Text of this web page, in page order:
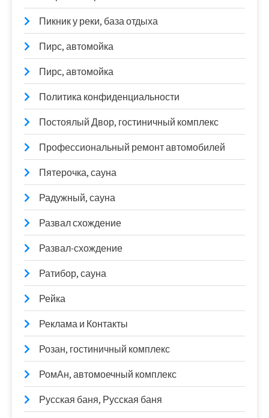
Пикник у реки, база отдыха
Пирс, автомойка
Пирс, автомойка
Политика конфиденциальности
Постоялый Двор, гостиничный комплекс
Профессиональный ремонт автомобилей
Пятерочка, сауна
Радужный, сауна
Развал схождение
Развал-схождение
Ратибор, сауна
Рейка
Реклама и Контакты
Розан, гостиничный комплекс
РомАн, автомоечный комплекс
Русская баня, Русская баня